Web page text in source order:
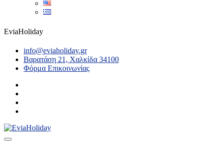
EviaHoliday
info@eviaholiday.gr
Βαρατάση 21, Χαλκίδα 34100
Φόρμα Επικοινωνίας